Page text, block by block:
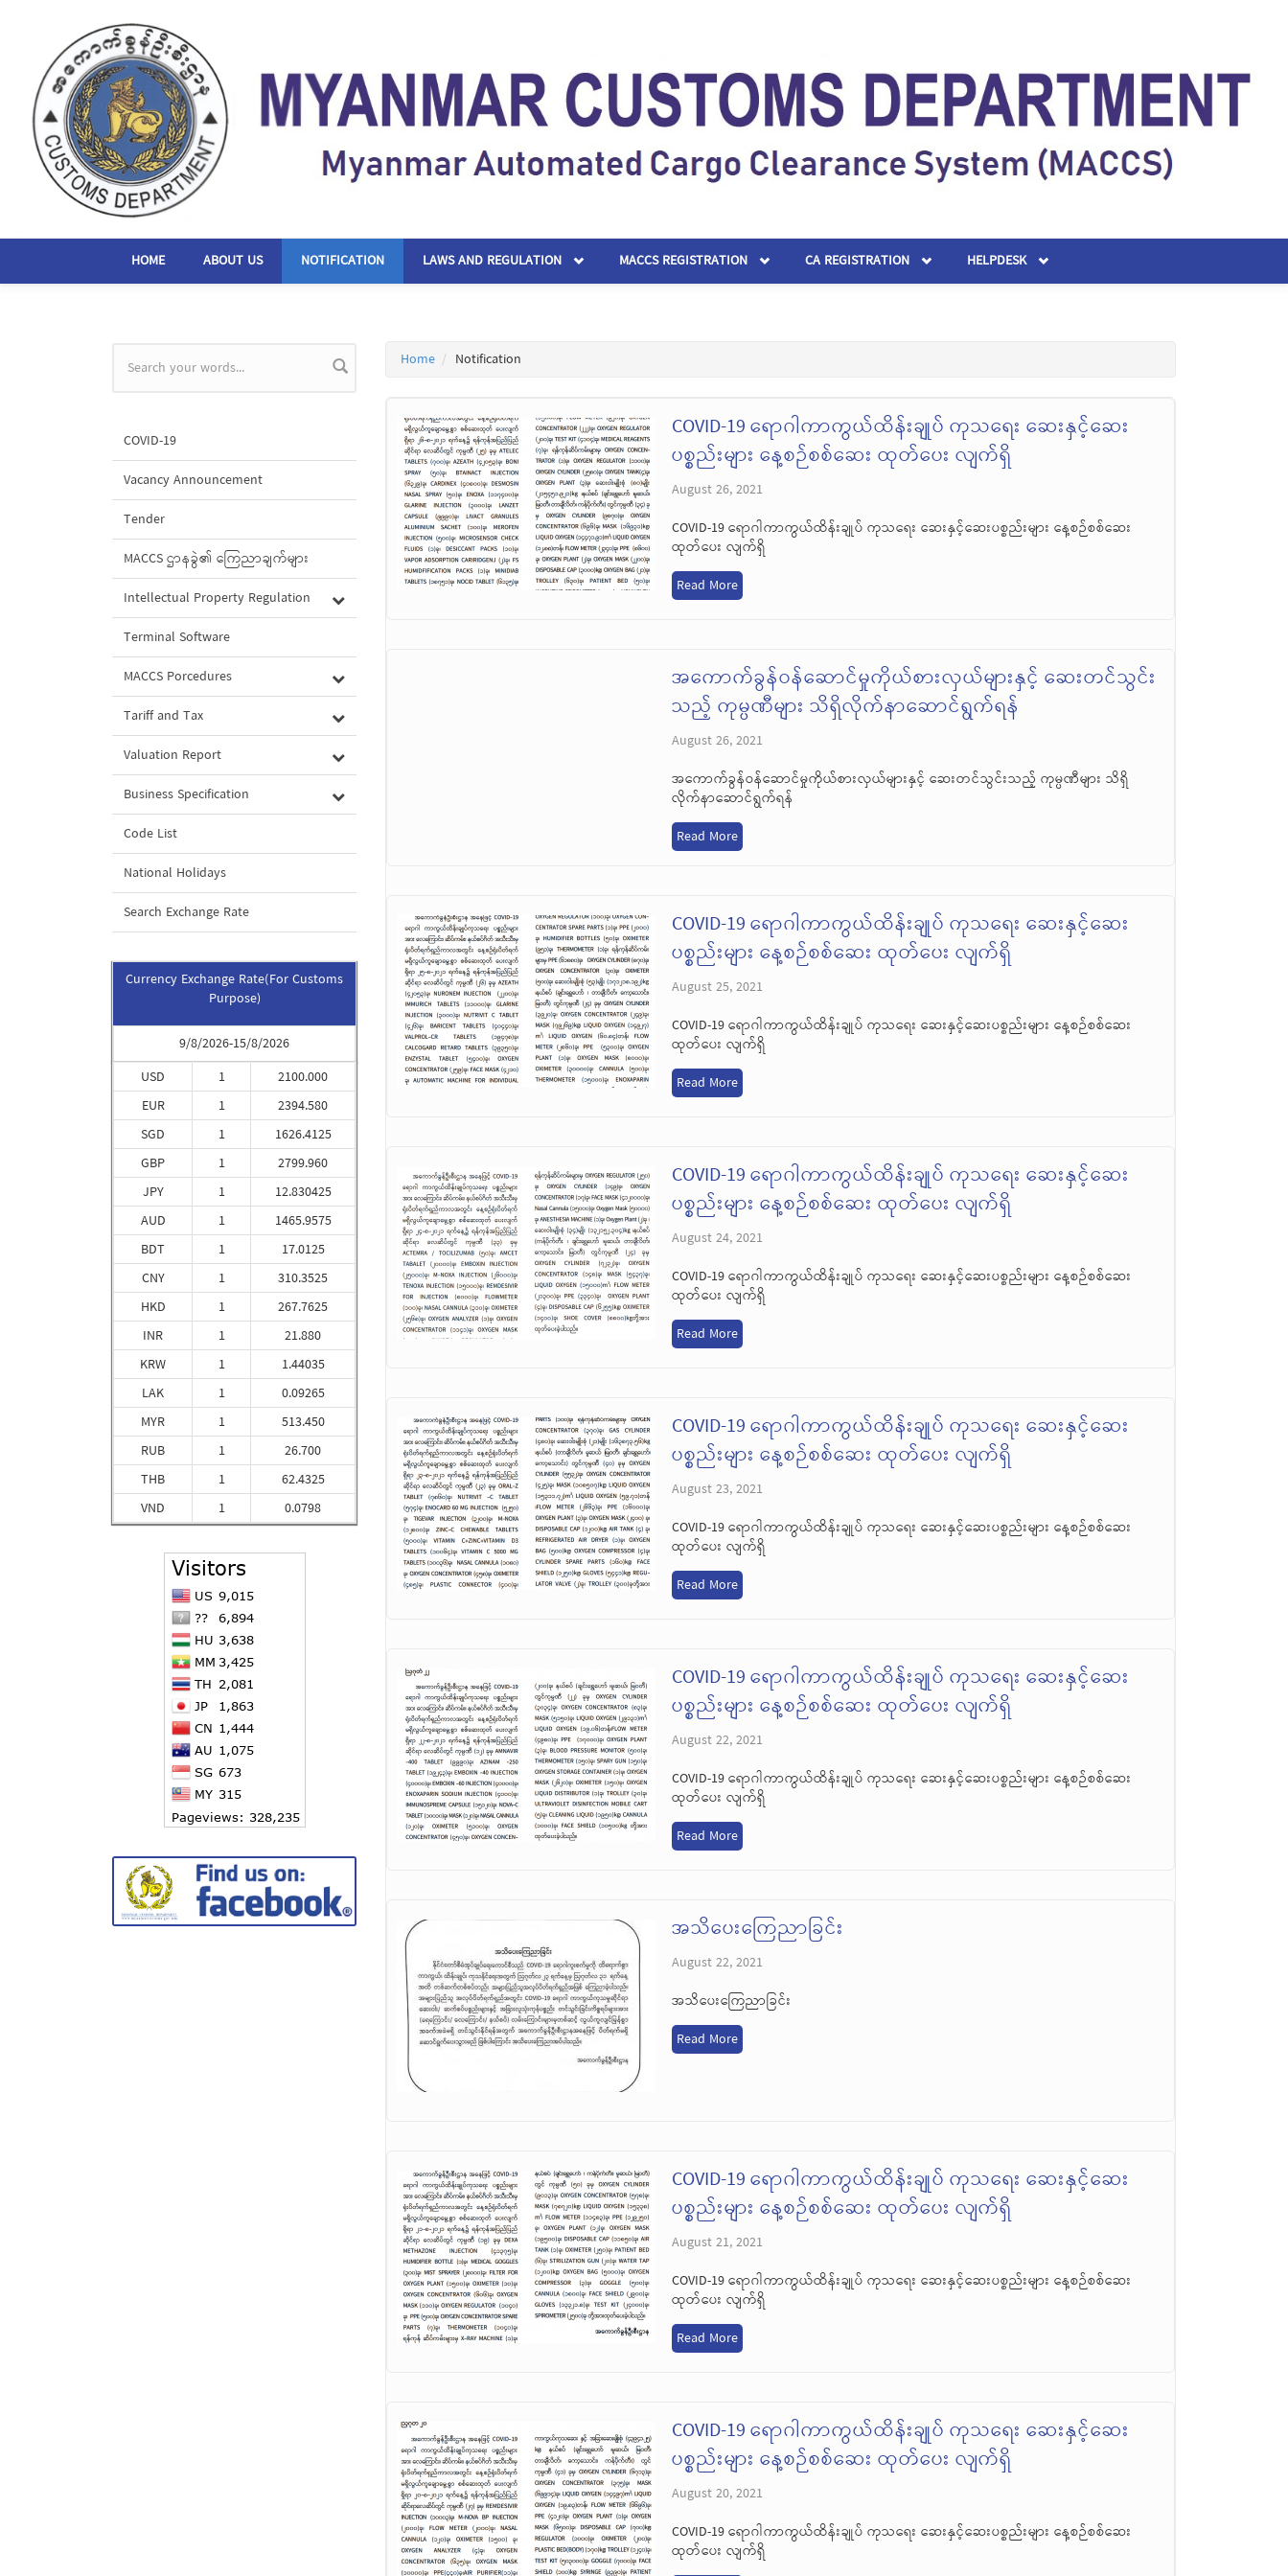
HOME ABOUT US NOTIFICATION LAWS AND REGULATION MACCS REGISTRATION CA REGISTRATION HELPDESK
Search form
COVID-19
Vacancy Announcement
Tender
MACCS ဌာနခွဲ၏ ကြေညာချက်များ
Intellectual Property Regulation
Terminal Software
MACCS Porcedures
Tariff and Tax
Valuation Report
Business Specification
Code List
National Holidays
Search Exchange Rate
Currency Exchange Rate(For Customs
Purpose)
9/8/2026-15/8/2026
USD
EUR
SGD
GBP
JPY
AUD
BDT
CNY
HKD
INR
KRW
LAK
MYR
RUB
THB
VND
1
1
1
1
1
1
1
1
1
1
1
1
1
1
1
1
2100.000
2394.580
1626.4125
2799.960
12.830425
1465.9575
17.0125
310.3525
267.7625
21.880
1.44035
0.09265
513.450
26.700
62.4325
0.0798
Home Notification
COVID-19 ရောဂါကာကွယ်ထိန်းချုပ် ကုသရေး ဆေးနှင့်ဆေး
ပစ္စည်းများ နေ့စဉ်စစ်ဆေး ထုတ်ပေး လျက်ရှိ
August 26, 2021
COVID-19 ရောဂါကာကွယ်ထိန်းချုပ် ကုသရေး ဆေးနှင့်ဆေးပစ္စည်းများ နေ့စဉ်စစ်ဆေး
ထုတ်ပေး လျက်ရှိ
Read More
အကောက်ခွန်ဝန်ဆောင်မှုကိုယ်စားလှယ်များနှင့် ဆေးတင်သွင်း
သည့် ကုမ္ပဏီများ သိရှိလိုက်နာဆောင်ရွက်ရန်
August 26, 2021
အကောက်ခွန်ဝန်ဆောင်မှုကိုယ်စားလှယ်များနှင့် ဆေးတင်သွင်းသည့် ကုမ္ပဏီများ သိရှိ
လိုက်နာဆောင်ရွက်ရန်
Read More
COVID-19 ရောဂါကာကွယ်ထိန်းချုပ် ကုသရေး ဆေးနှင့်ဆေး
ပစ္စည်းများ နေ့စဉ်စစ်ဆေး ထုတ်ပေး လျက်ရှိ
August 25, 2021
COVID-19 ရောဂါကာကွယ်ထိန်းချုပ် ကုသရေး ဆေးနှင့်ဆေးပစ္စည်းများ နေ့စဉ်စစ်ဆေး
ထုတ်ပေး လျက်ရှိ
Read More
COVID-19 ရောဂါကာကွယ်ထိန်းချုပ် ကုသရေး ဆေးနှင့်ဆေး
ပစ္စည်းများ နေ့စဉ်စစ်ဆေး ထုတ်ပေး လျက်ရှိ
August 24, 2021
COVID-19 ရောဂါကာကွယ်ထိန်းချုပ် ကုသရေး ဆေးနှင့်ဆေးပစ္စည်းများ နေ့စဉ်စစ်ဆေး
ထုတ်ပေး လျက်ရှိ
Read More
COVID-19 ရောဂါကာကွယ်ထိန်းချုပ် ကုသရေး ဆေးနှင့်ဆေး
ပစ္စည်းများ နေ့စဉ်စစ်ဆေး ထုတ်ပေး လျက်ရှိ
August 23, 2021
COVID-19 ရောဂါကာကွယ်ထိန်းချုပ် ကုသရေး ဆေးနှင့်ဆေးပစ္စည်းများ နေ့စဉ်စစ်ဆေး
ထုတ်ပေး လျက်ရှိ
Read More
COVID-19 ရောဂါကာကွယ်ထိန်းချုပ် ကုသရေး ဆေးနှင့်ဆေး
ပစ္စည်းများ နေ့စဉ်စစ်ဆေး ထုတ်ပေး လျက်ရှိ
August 22, 2021
COVID-19 ရောဂါကာကွယ်ထိန်းချုပ် ကုသရေး ဆေးနှင့်ဆေးပစ္စည်းများ နေ့စဉ်စစ်ဆေး
ထုတ်ပေး လျက်ရှိ
Read More
အသိပေးကြေညာခြင်း
August 22, 2021
အသိပေးကြေညာခြင်း
Read More
COVID-19 ရောဂါကာကွယ်ထိန်းချုပ် ကုသရေး ဆေးနှင့်ဆေး
ပစ္စည်းများ နေ့စဉ်စစ်ဆေး ထုတ်ပေး လျက်ရှိ
August 21, 2021
COVID-19 ရောဂါကာကွယ်ထိန်းချုပ် ကုသရေး ဆေးနှင့်ဆေးပစ္စည်းများ နေ့စဉ်စစ်ဆေး
ထုတ်ပေး လျက်ရှိ
Read More
COVID-19 ရောဂါကာကွယ်ထိန်းချုပ် ကုသရေး ဆေးနှင့်ဆေး
ပစ္စည်းများ နေ့စဉ်စစ်ဆေး ထုတ်ပေး လျက်ရှိ
August 20, 2021
COVID-19 ရောဂါကာကွယ်ထိန်းချုပ် ကုသရေး ဆေးနှင့်ဆေးပစ္စည်းများ နေ့စဉ်စစ်ဆေး
ထုတ်ပေး လျက်ရှိ